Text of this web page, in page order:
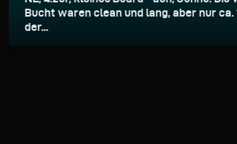
Bucht waren clean und lang, aber nur ca.
der...